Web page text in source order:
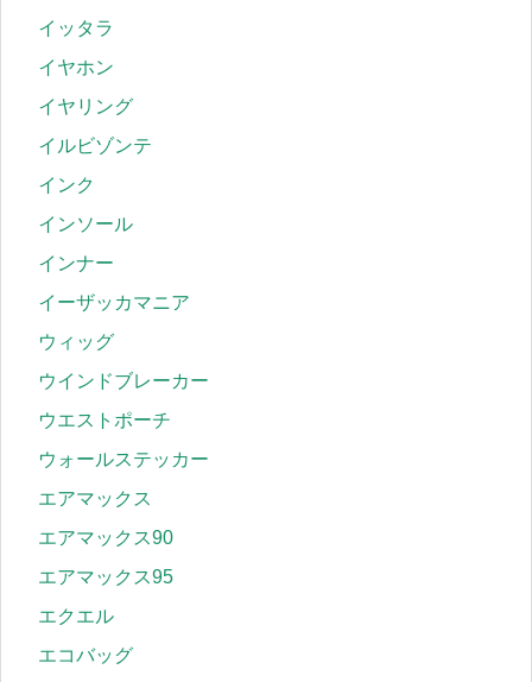
イッタラ
イヤホン
イヤリング
イルビゾンテ
インク
インソール
インナー
イーザッカマニア
ウィッグ
ウインドブレーカー
ウエストポーチ
ウォールステッカー
エアマックス
エアマックス90
エアマックス95
エクエル
エコバッグ